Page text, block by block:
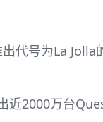
代号为La Jolla
近2000万台